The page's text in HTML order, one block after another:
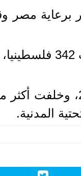
مصر
ومنذ ذلك التاريخ،